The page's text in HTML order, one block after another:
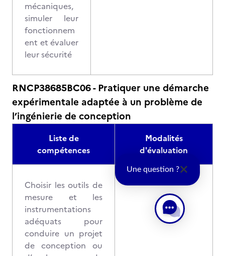
mécaniques,
simuler leur
fonctionnem
ent et évaluer
leur sécurité
RNCP38685BC06 - Pratiquer une démarche
expérimentale adaptée à un problème de
l’ingénierie de conception
Liste de
compétences
Modalités
d'évaluation
Choisir les outils de
mesure et les
instrumentations
adéquats pour
conduire un projet
de conception ou
Une question ?